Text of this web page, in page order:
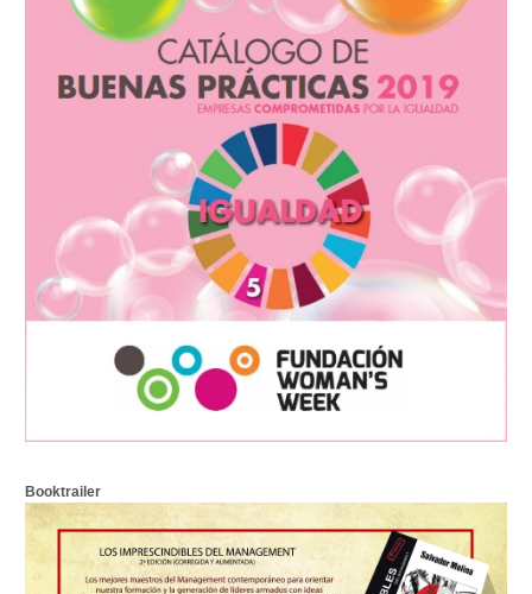
Booktrailer